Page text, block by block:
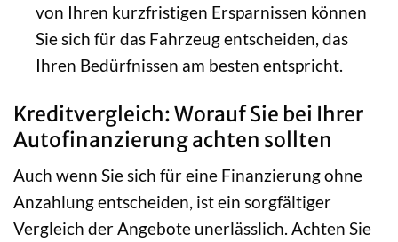
von Ihren kurzfristigen Ersparnissen können
Sie sich für das Fahrzeug entscheiden, das
Ihren Bedürfnissen am besten entspricht.
Kreditvergleich: Worauf Sie bei Ihrer
Autofinanzierung achten sollten
Auch wenn Sie sich für eine Finanzierung ohne
Anzahlung entscheiden, ist ein sorgfältiger
Vergleich der Angebote unerlässlich. Achten Sie